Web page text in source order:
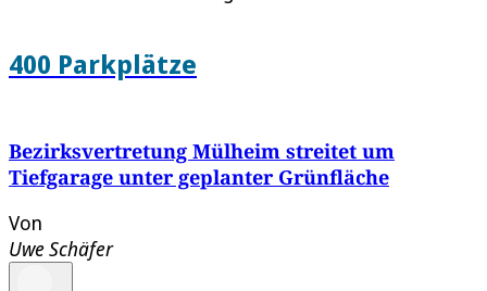
400 Parkplätze
Bezirksvertretung Mülheim streitet um
Tiefgarage unter geplanter Grünfläche
Von
Uwe Schäfer